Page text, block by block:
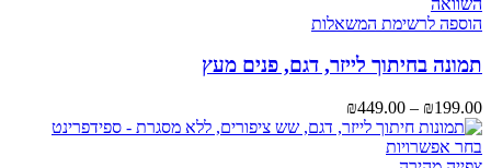
מספר
ניתן
לבחור
את
האפשרויות
בעמוד
המוצר
הוספה לרשימת המשאלות
תמונה בחיתוך לייזר, דגם, פנים מעץ
₪199.00
–
₪449.00
מחירים:
בחר אפשרויות